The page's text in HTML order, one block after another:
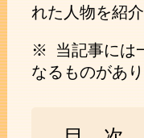
れた人物を紹介
※ 当記事には
なるものがあり